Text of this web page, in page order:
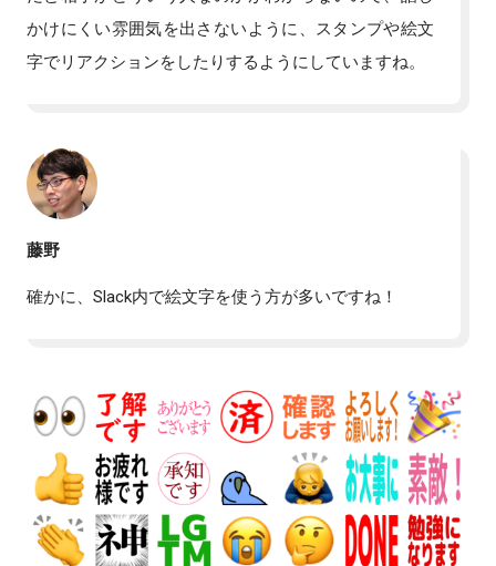
かけにくい雰囲気を出さないように、スタンプや絵文
字でリアクションをしたりするようにしていますね。
藤野
確かに、Slack内で絵文字を使う方が多いですね！